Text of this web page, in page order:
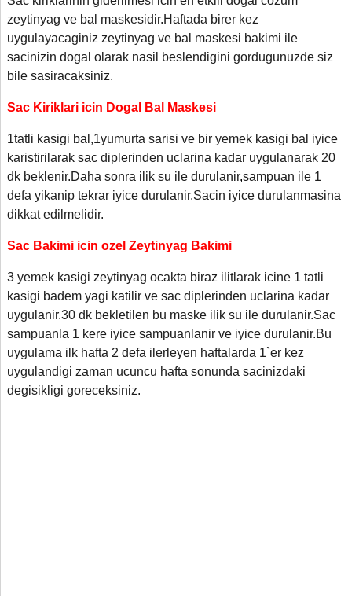
zeytinyag ve bal maskesidir.Haftada birer kez
uygulayacaginiz zeytinyag ve bal maskesi bakimi ile
sacinizin dogal olarak nasil beslendigini gordugunuzde siz
bile sasiracaksiniz.
Sac Kiriklari icin Dogal Bal Maskesi
1tatli kasigi bal,1yumurta sarisi ve bir yemek kasigi bal iyice
karistirilarak sac diplerinden uclarina kadar uygulanarak 20
dk beklenir.Daha sonra ilik su ile durulanir,sampuan ile 1
defa yikanip tekrar iyice durulanir.Sacin iyice durulanmasina
dikkat edilmelidir.
Sac Bakimi icin ozel Zeytinyag Bakimi
3 yemek kasigi zeytinyag ocakta biraz ilitlarak icine 1 tatli
kasigi badem yagi katilir ve sac diplerinden uclarina kadar
uygulanir.30 dk bekletilen bu maske ilik su ile durulanir.Sac
sampuanla 1 kere iyice sampuanlanir ve iyice durulanir.Bu
uygulama ilk hafta 2 defa ilerleyen haftalarda 1`er kez
uygulandigi zaman ucuncu hafta sonunda sacinizdaki
degisikligi goreceksiniz.